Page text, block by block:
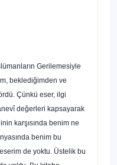
Gerile­mesiyle
beklediğim­den ve
Çünkü eser, ilgi
değerleri kap­sayarak
karşısında benim ne
be­nim bu
de yoktu. Üstelik bu